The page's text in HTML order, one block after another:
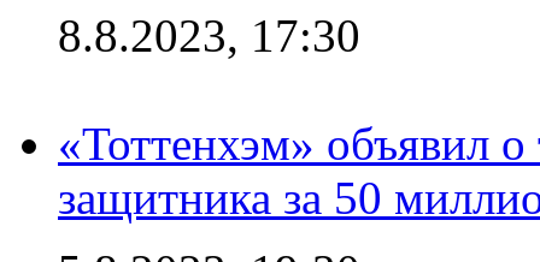
8.8.2023, 17:30
«Тоттенхэм» объявил о
защитника за 50